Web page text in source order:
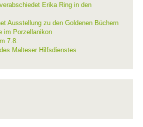
Erika Ring in den
Ausstellung zu den Goldenen Büchern
im Porzellanikon
7.8.
Malteser Hilfsdienstes